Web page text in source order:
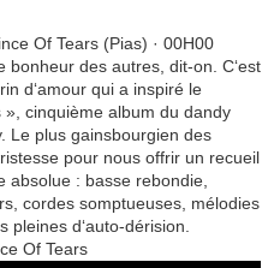
Of Tears (Pias) · 00H00
bonheur des autres, dit-on. C‘est
d‘amour qui a inspiré le
cinquième album du dandy
Le plus gainsbourgien des
pour nous offrir un recueil
absolue : basse rebondie,
cordes somptueuses, mélodies
pleines d‘auto-dérision.
Of Tears